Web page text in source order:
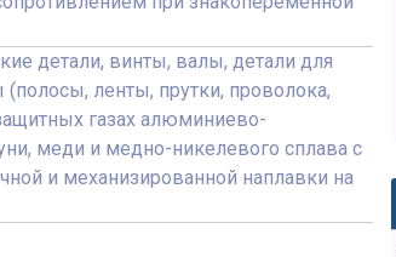
детали, винты, валы, детали для
ленты, прутки, проволока,
газах алюминиево-
меди и медно-никелевого сплава с
и механизированной наплавки на